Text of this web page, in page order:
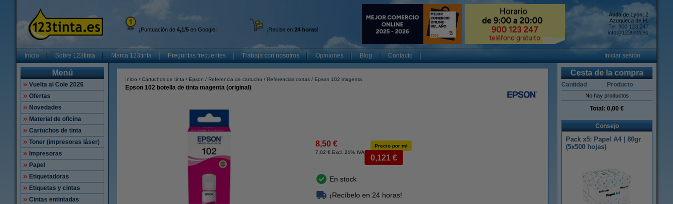
¡Puntuación de 4,1/5 en Google! ¡Recibe en 24 horas!
Avda de Lyon, 2
Azuqueca de H.
Tel: 900 123 247
info@123tinta.es
Inicio Sobre 123tinta Marca 123tinta Preguntas frecuentes Trabaja con nosotros Opiniones Blog Contacto Iniciar sesión
Menú
Vuelta al Cole 2026
Ofertas
Novedades
Material de oficina
Cartuchos de tinta
Toner (impresoras láser)
Impresoras
Papel
Etiquetadoras
Etiquetas y cintas
Cintas entintadas
Inicio Cartuchos de tinta Epson Referencia de cartucho Referencias cortas Epson 102 magenta
Epson 102 botella de tinta magenta (original)
8,50 €
7,02 € Excl. 21% IVA
Precio por ml
0,121 €
En stock
¡Recíbelo en 24 horas!
Cesta de la compra
Cantidad Producto
No hay productos
Total: 0,00 €
Consejo
Pack x5: Papel A4 | 80gr
(5x500 hojas)